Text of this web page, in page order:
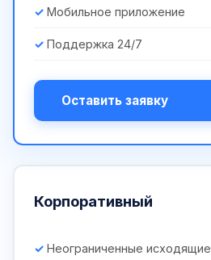
Мобильное приложение
Поддержка 24/7
Оставить заявку
Корпоративный
Неограниченные исходящие